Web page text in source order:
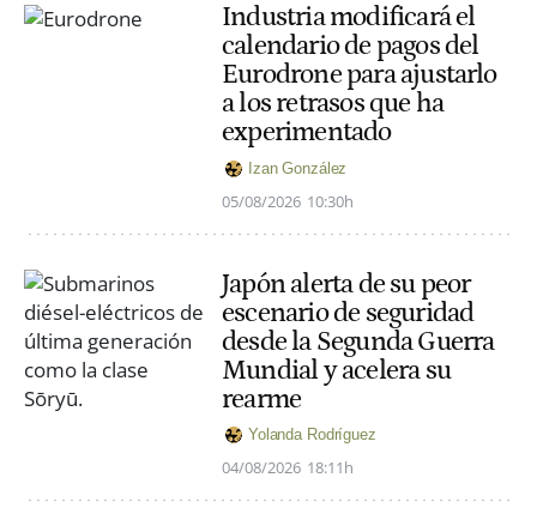
Industria modificará el
calendario de pagos del
Eurodrone para ajustarlo
a los retrasos que ha
experimentado
Izan González
05/08/2026 10:30h
Japón alerta de su peor
escenario de seguridad
desde la Segunda Guerra
Mundial y acelera su
rearme
Yolanda Rodríguez
04/08/2026 18:11h